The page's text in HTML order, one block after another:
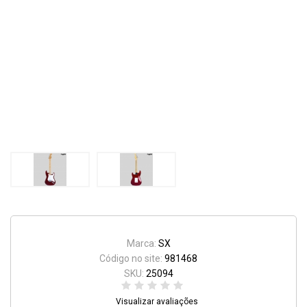
Marca: SX
Código no site: 981468
SKU: 25094
Visualizar avaliações